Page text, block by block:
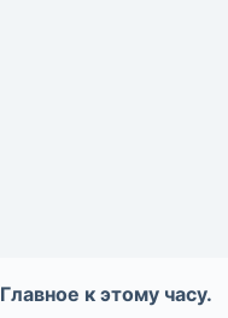
Главное к этому часу.